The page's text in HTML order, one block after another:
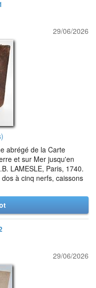
29/06/2026
abrégé de la Carte
et sur Mer jusqu'en
LAMESLE, Paris, 1740.
à cinq nerfs, caissons
29/06/2026